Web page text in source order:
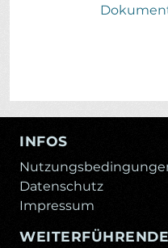
INFOS
Datenschutz
Impressum